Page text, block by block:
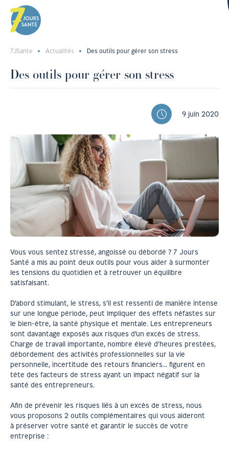
7JSante Actualités Des outils pour gérer son stress
Des outils pour gérer son stress
9 juin 2020
Vous vous sentez stressé, angoissé ou débordé ? 7 Jours
Santé a mis au point deux outils pour vous aider à surmonter
les tensions du quotidien et à retrouver un équilibre
satisfaisant.
D’abord stimulant, le stress, s’il est ressenti de manière intense
sur une longue période, peut impliquer des effets néfastes sur
le bien-être, la santé physique et mentale. Les entrepreneurs
sont davantage exposés aux risques d’un excès de stress.
Charge de travail importante, nombre élevé d’heures prestées,
débordement des activités professionnelles sur la vie
personnelle, incertitude des retours financiers… figurent en
tête des facteurs de stress ayant un impact négatif sur la
santé des entrepreneurs.
Afin de prévenir les risques liés à un excès de stress, nous
vous proposons 2 outils complémentaires qui vous aideront
à préserver votre santé et garantir le succès de votre
entreprise :